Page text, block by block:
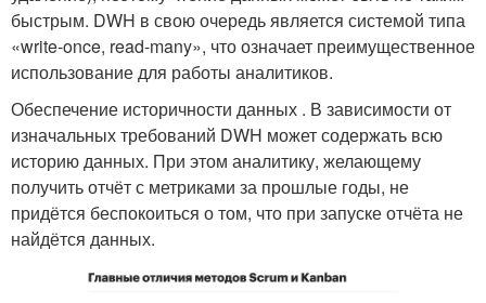
быстрым. DWH в свою очередь является системой типа
«write-once, read-many», что означает преимущественное
использование для работы аналитиков.
Обеспечение историчности данных . В зависимости от
изначальных требований DWH может содержать всю
историю данных. При этом аналитику, желающему
получить отчёт с метриками за прошлые годы, не
придётся беспокоиться о том, что при запуске отчёта не
найдётся данных.